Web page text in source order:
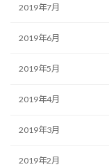
2019年7月
2019年6月
2019年5月
2019年4月
2019年3月
2019年2月